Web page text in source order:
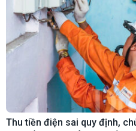
Thu tiền điện sai quy định,